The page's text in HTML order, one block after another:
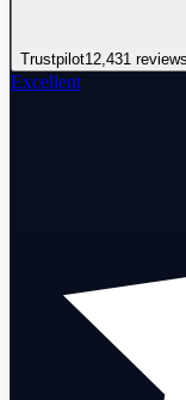
Trustpilot12,431
Excellent